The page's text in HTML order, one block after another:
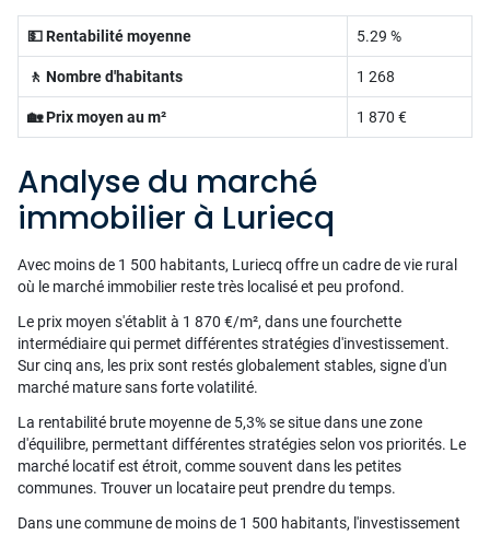
💵 Rentabilité moyenne 5.29 %
🚶 Nombre d'habitants 1 268
🏡 Prix moyen au m² 1 870 €
Analyse du marché
immobilier à Luriecq
Avec moins de 1 500 habitants, Luriecq offre un cadre de vie rural
où le marché immobilier reste très localisé et peu profond.
Le prix moyen s'établit à 1 870 €/m², dans une fourchette
intermédiaire qui permet différentes stratégies d'investissement.
Sur cinq ans, les prix sont restés globalement stables, signe d'un
marché mature sans forte volatilité.
La rentabilité brute moyenne de 5,3% se situe dans une zone
d'équilibre, permettant différentes stratégies selon vos priorités. Le
marché locatif est étroit, comme souvent dans les petites
communes. Trouver un locataire peut prendre du temps.
Dans une commune de moins de 1 500 habitants, l'investissement